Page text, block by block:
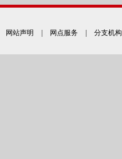
网站声明 网点服务 分支机构